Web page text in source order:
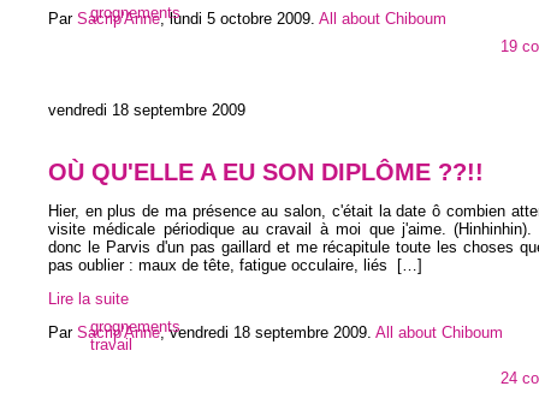
Par Sacrip'Anne,lundi 5 octobre 2009. All about Chiboum
grognements
19
vendredi 18 septembre 2009
OÙ QU'ELLE A EU SON DIPLÔME ??!!
Hier, en plus de ma présence au salon, c'était la date ô combien
visite médicale périodique au cravail à moi que j'aime. (Hinhinhin).
donc le Parvis d'un pas gaillard et me récapitule toute les choses
pas oublier : maux de tête, fatigue occulaire, liés
[…]
Lire la suite
Par Sacrip'Anne,vendredi 18 septembre 2009 All about Chiboum
grognements
travail
24